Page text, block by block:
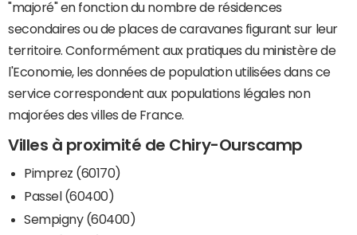
"majoré" en fonction du nombre de résidences
secondaires ou de places de caravanes figurant sur leur
territoire. Conformément aux pratiques du ministère de
l'Economie, les données de population utilisées dans ce
service correspondent aux populations légales non
majorées des villes de France.
Villes à proximité de Chiry-Ourscamp
Pimprez (60170)
Passel (60400)
Sempigny (60400)